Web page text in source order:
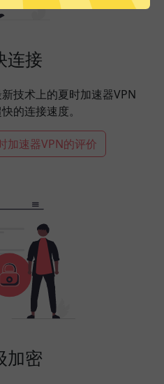
连接
技术上的夏时加速器VPN
的连接速度。
加速器VPN的评价
加密